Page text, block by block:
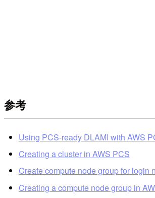
参考
Using PCS-ready DLAMI with AWS
Creating a cluster in AWS PCS
Create compute node group for login
Creating a compute node group in